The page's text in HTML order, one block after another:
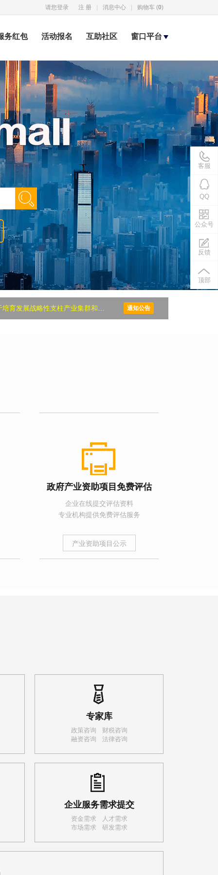
请您登录 注 册 消息中心 购物车 (0)
务红包 活动报名 互助社区 窗口平台
略性支柱产业集群和战略性新兴产业集群的意见
加快完善社会主义市场经济体制的意见
支持光明科学城打造世界一流科学城的若干意见印发
建更加完善的要素市场化配置体制机制的意见》
通知公告
政府产业资助项目免费评估
企业在线提交评估资料
专业机构提供免费评估服务
产业资助项目公示
专家库
政策咨询
财税咨询
融资咨询
法律咨询
企业服务需求提交
资金需求
人才需求
市场需求
研发需求
客服
QQ
公众号
反馈
顶部